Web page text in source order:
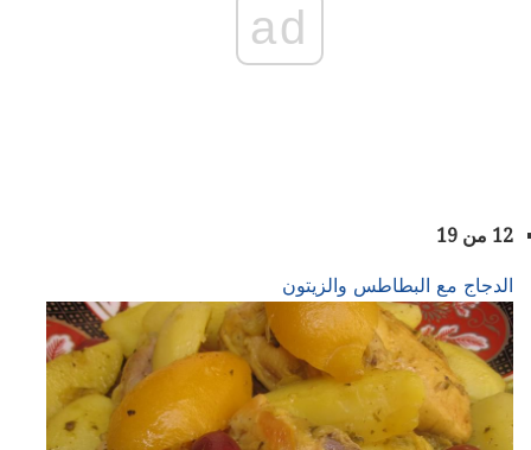
ad
12 من 19
الدجاج مع البطاطس والزيتون